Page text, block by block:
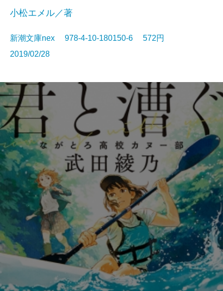
小松エメル／著
新潮文庫nex 978-4-10-180150-6 572円
2019/02/28